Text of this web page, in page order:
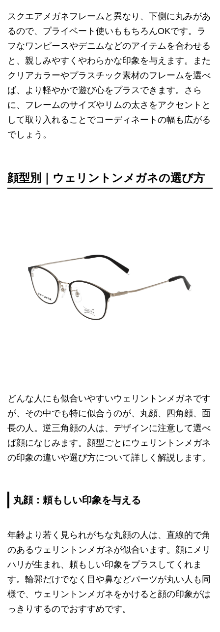
スクエアメガネフレームと異なり、下側に丸みがあ
るので、プライベート使いももちろんOKです。ラ
フなワンピースやデニムなどのアイテムを合わせる
と、親しみやすくやわらかな印象を与えます。また
クリアカラーやプラスチック素材のフレームを選べ
ば、より軽やかで遊び心をプラスできます。さら
に、フレームのサイズやリムの太さをアクセントと
して取り入れることでコーディネートの幅も広がる
でしょう。
顔型別｜ウェリントンメガネの選び方
どんな人にも似合いやすいウェリントンメガネです
が、その中でも特に似合うのが、丸顔、四角顔、面
長の人。逆三角顔の人は、デザインに注意して選べ
ば顔になじみます。顔型ごとにウェリントンメガネ
の印象の違いや選び方について詳しく解説します。
丸顔：頼もしい印象を与える
年齢より若く見られがちな丸顔の人は、直線的で角
のあるウェリントンメガネが似合います。顔にメリ
ハリが生まれ、頼もしい印象をプラスしてくれま
す。輪郭だけでなく目や鼻などパーツが丸い人も同
様で、ウェリントンメガネをかけると顔の印象がは
っきりするのでおすすめです。